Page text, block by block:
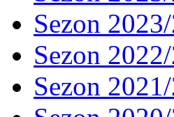
Sezon
Sezon
Sezon